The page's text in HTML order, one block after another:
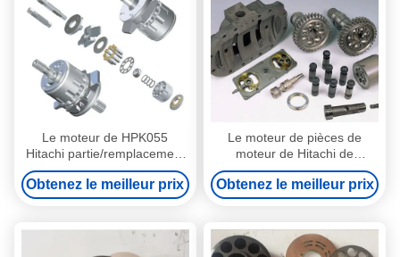
Le moteur de HPK055
Hitachi partie/remplacement
rotatoire de kits de réparation
de moteur de groupe
Obtenez le meilleur prix
Le moteur de pièces de
moteur de Hitachi de
l'excavatrice Ex220-
3/oscillation partie les kits de
réparation Hpv091
Obtenez le meilleur prix